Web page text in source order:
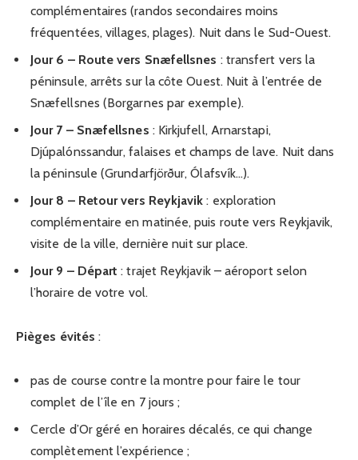
complémentaires (randos secondaires moins
fréquentées, villages, plages). Nuit dans le Sud-Ouest.
Jour 6 – Route vers Snæfellsnes : transfert vers la
péninsule, arrêts sur la côte Ouest. Nuit à l’entrée de
Snæfellsnes (Borgarnes par exemple).
Jour 7 – Snæfellsnes : Kirkjufell, Arnarstapi,
Djúpalónssandur, falaises et champs de lave. Nuit dans
la péninsule (Grundarfjörður, Ólafsvík…).
Jour 8 – Retour vers Reykjavik : exploration
complémentaire en matinée, puis route vers Reykjavik,
visite de la ville, dernière nuit sur place.
Jour 9 – Départ : trajet Reykjavik – aéroport selon
l’horaire de votre vol.
Pièges évités :
pas de course contre la montre pour faire le tour
complet de l’île en 7 jours ;
Cercle d’Or géré en horaires décalés, ce qui change
complètement l’expérience ;